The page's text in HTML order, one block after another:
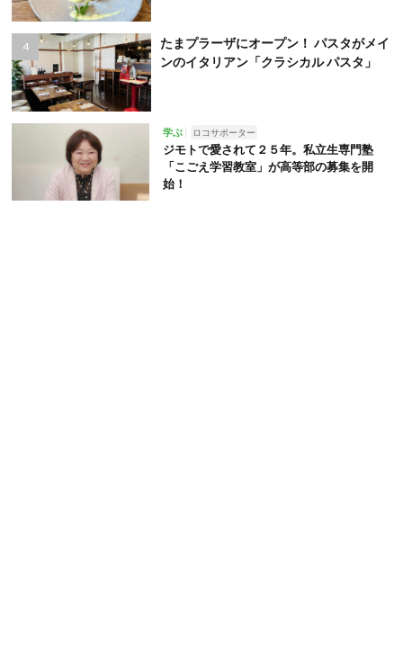
たまプラーザにオープン！ パスタがメイ
ンのイタリアン「クラシカル パスタ」
学ぶ ロコサポーター
ジモトで愛されて２５年。私立生専門塾
「こごえ学習教室」が高等部の募集を開
始！